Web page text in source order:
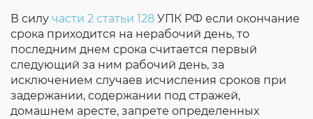
В силу части 2 статьи 128 УПК РФ если окончание
срока приходится на нерабочий день, то
последним днем срока считается первый
следующий за ним рабочий день, за
исключением случаев исчисления сроков при
задержании, содержании под стражей,
домашнем аресте, запрете определенных